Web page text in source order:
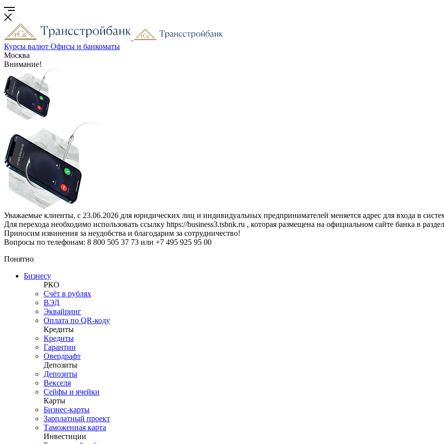
Курсы валют Офисы и банкоматы
Москва
Внимание!
Уважаемые клиенты, с 23.06.2026 для юридических лиц и индивидуальных предпринимателей меняется адрес для входа в
Для перехода необходимо использовать ссылку https://business3.tsbnk.ru , которая размещена на официальном сайте банка в
Приносим извинения за неудобства и благодарим за сотрудничество!
Вопросы по телефонам: 8 800 505 37 73 или +7 495 925 95 00
Понятно
Бизнесу
РКО
Счёт в рублях
ВЭД
Эквайринг
Оплата по QR-коду
Кредиты
Кредиты
Гарантии
Овердрафт
Депозиты
Депозиты
Векселя
Сейфы и ячейки
Карты
Бизнес-карты
Зарплатный проект
Таможенная карта
Инвестиции